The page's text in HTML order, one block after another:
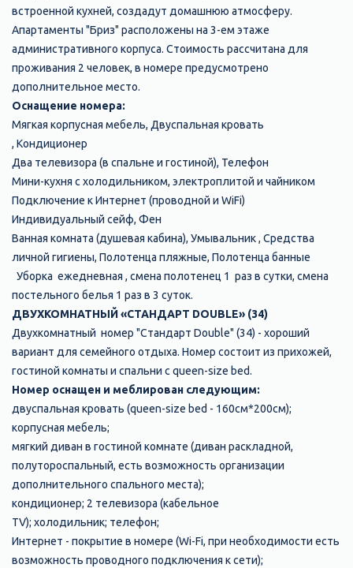
встроенной кухней, создадут домашнюю атмосферу.
Апартаменты "Бриз" расположены на 3-ем этаже
административного корпуса. Стоимость рассчитана для
проживания 2 человек, в номере предусмотрено
дополнительное место.
Оснащение номера:
Мягкая корпусная мебель, Двуспальная кровать
, Кондиционер
Два телевизора (в спальне и гостиной), Телефон
Мини-кухня с холодильником, электроплитой и чайником
Подключение к Интернет (проводной и WiFi)
Индивидуальный сейф, Фен
Ванная комната (душевая кабина), Умывальник , Средства
личной гигиены, Полотенца пляжные, Полотенца банные
Уборка ежедневная , смена полотенец 1 раз в сутки, смена
постельного белья 1 раз в 3 суток.
ДВУХКОМНАТНЫЙ «СТАНДАРТ DOUBLE» (34)
Двухкомнатный номер "Стандарт Double" (34) - хороший
вариант для семейного отдыха. Номер состоит из прихожей,
гостиной комнаты и спальни с queen-size bed.
Номер оснащен и меблирован следующим:
двуспальная кровать (queen-size bed - 160см*200см);
корпусная мебель;
мягкий диван в гостиной комнате (диван раскладной,
полутороспальный, есть возможность организации
дополнительного спального места);
кондиционер; 2 телевизора (кабельное
TV); холодильник; телефон;
Интернет - покрытие в номере (Wi-Fi, при необходимости есть
возможность проводного подключения к сети);